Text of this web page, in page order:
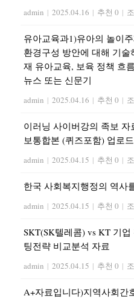
admin | 2025.04.16 | 추천 0 |
유아교육과1)유아의 놀이
환경구성 방안에 대해 기
재 유아교육, 보육 정책 흐
뉴스 또는 신문기
admin | 2025.04.16 | 추천 0 |
이러닝 사이버강의 족보
보통합본 (퀴즈포함) 업로드
admin | 2025.04.15 | 추천 0 |
한국 사회복지행정의 역사
admin | 2025.04.15 | 추천 0 |
SKT(SK텔레콤) vs KT 기
팅전략 비교분석 자료
admin | 2025.04.15 | 추천 0 |
A+자료입니다)지역사회간